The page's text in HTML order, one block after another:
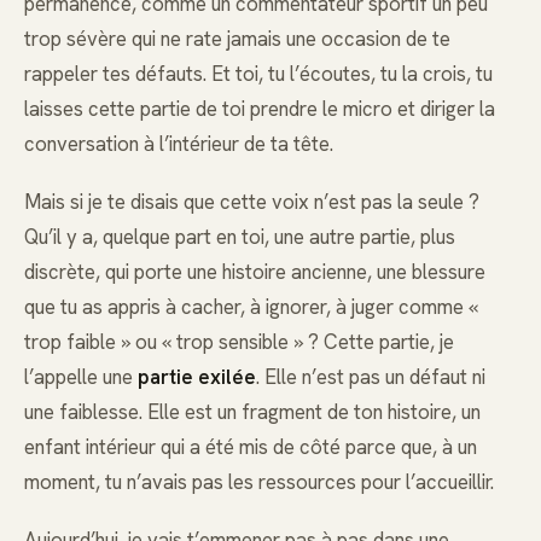
trop sévère qui ne rate jamais une occasion de te
rappeler tes défauts. Et toi, tu l’écoutes, tu la crois, tu
laisses cette partie de toi prendre le micro et diriger la
conversation à l’intérieur de ta tête.
Mais si je te disais que cette voix n’est pas la seule ?
Qu’il y a, quelque part en toi, une autre partie, plus
discrète, qui porte une histoire ancienne, une blessure
que tu as appris à cacher, à ignorer, à juger comme «
trop faible » ou « trop sensible » ? Cette partie, je
l’appelle une partie exilée. Elle n’est pas un défaut ni
une faiblesse. Elle est un fragment de ton histoire, un
enfant intérieur qui a été mis de côté parce que, à un
moment, tu n’avais pas les ressources pour l’accueillir.